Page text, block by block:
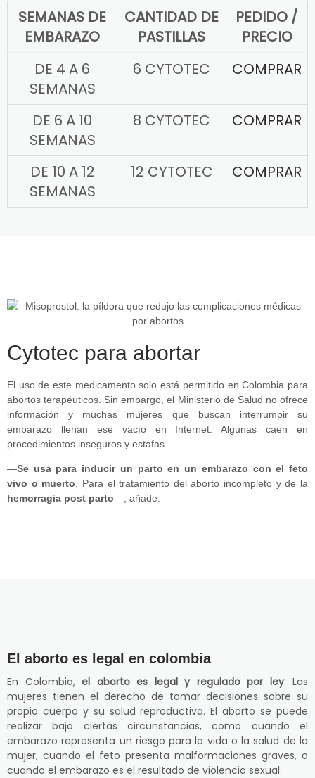
SEMANAS DE
EMBARAZO
CANTIDAD DE
PASTILLAS
PEDIDO /
PRECIO
DE 4 A 6
SEMANAS
6 CYTOTEC COMPRAR
DE 6 A 10
SEMANAS
8 CYTOTEC COMPRAR
DE 10 A 12
SEMANAS
12 CYTOTEC COMPRAR
Cytotec para abortar
El uso de este medicamento solo está permitido en Colombia para
abortos terapéuticos. Sin embargo, el Ministerio de Salud no ofrece
información y muchas mujeres que buscan interrumpir su
embarazo llenan ese vacío en Internet. Algunas caen en
procedimientos inseguros y estafas.
—Se usa para inducir un parto en un embarazo con el feto
vivo o muerto . Para el tratamiento del aborto incompleto y de la
hemorragia post parto—, añade.
El aborto es legal en colombia
En Colombia, el aborto es legal y regulado por ley. Las
mujeres tienen el derecho de tomar decisiones sobre su
propio cuerpo y su salud reproductiva. El aborto se puede
realizar bajo ciertas circunstancias, como cuando el
embarazo representa un riesgo para la vida o la salud de la
mujer, cuando el feto presenta malformaciones graves, o
cuando el embarazo es el resultado de violencia sexual.